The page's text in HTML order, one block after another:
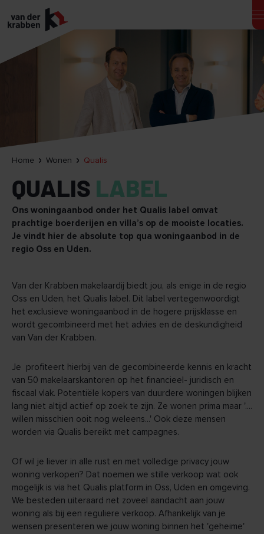
Home Wonen Qualis
QUALIS LABEL
Ons woningaanbod onder het Qualis label omvat
prachtige boerderijen en villa’s op de mooiste locaties.
Je vindt hier de absolute top qua woningaanbod in de
regio Oss en Uden.
Van der Krabben makelaardij biedt jou, als enige in de regio
Oss en Uden, het Qualis label. Dit label vertegenwoordigt
het exclusieve woningaanbod in de hogere prijsklasse en
wordt gecombineerd met het advies en de deskundigheid
van Van der Krabben.
Je profiteert hierbij van de gecombineerde kennis en kracht
van 50 makelaarskantoren op het financieel- juridisch en
fiscaal vlak. Potentiële kopers van duurdere woningen blijken
lang niet altijd actief op zoek te zijn. Ze wonen prima maar '....
willen misschien ooit nog weleens...' Ook deze mensen
worden via Qualis bereikt met campagnes.
Of wil je liever in alle rust en met volledige privacy jouw
woning verkopen? Dat noemen we stille verkoop wat ook
mogelijk is via het Qualis platform in Oss, Uden en omgeving.
We besteden uiteraard net zoveel aandacht aan jouw
woning als bij een reguliere verkoop. Afhankelijk van je
wensen presenteren we jouw woning binnen het 'geheime'